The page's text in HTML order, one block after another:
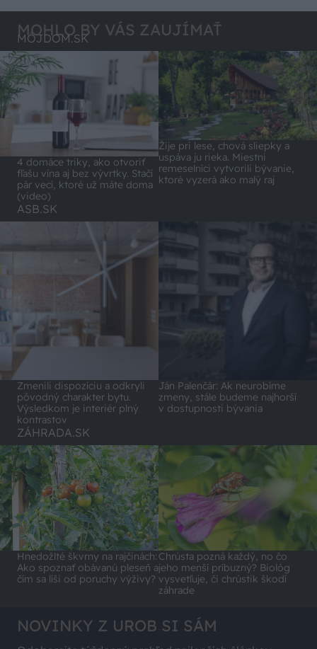
MOHLO BY VÁS ZAUJÍMAŤ
MÔJDOM.SK
4 domáce triky, ako otvoriť
fľašu vína aj bez vývrtky. Stačí
pár vecí, ktoré už máte doma
(video)
Žije pri lese, chová sliepky a
uspáva ju rieka. Miestni
remeselníci vytvorili bývanie,
ktoré vyzerá ako malý raj
ASB.SK
Zmenili dispozíciu a odkryli
pôvodný charakter bytu.
Výsledkom je interiér plný
kontrastov
Ján Palenčár: Ak neurobíme
zmeny, stále budeme najhorší
v dostupnosti bývania
ZÁHRADA.SK
Hnedožlté škvrny na rajčinách:
Ako spoznať obávanú pleseň a
čím sa líši od poruchy výživy?
Chrústa pozná každý, no čo
jeho menší príbuzný? Biológ
vysvetľuje, či chrústik škodí
záhrade
NOVINKY Z UROB SI SÁM